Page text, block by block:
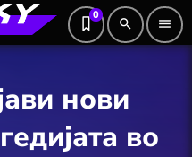
0
search menu
нови
во